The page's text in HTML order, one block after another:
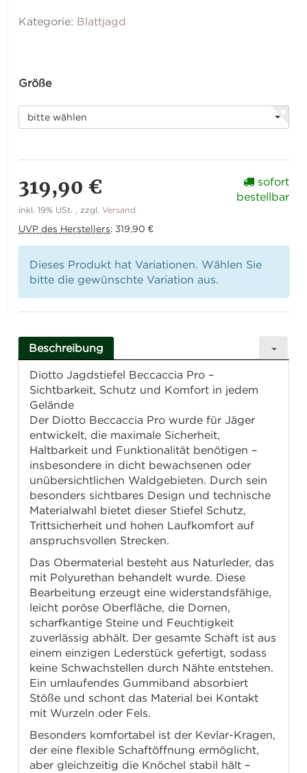
Kategorie: Blattjagd
Größe
bitte wählen
319,90 €
inkl. 19% USt. , zzgl.Versand
UVP des Herstellers: 319,90 €
sofort
bestellbar
Dieses Produkt hat Variationen. Wählen Sie
bitte die gewünschte Variation aus.
Beschreibung
Diotto Jagdstiefel Beccaccia Pro –
Sichtbarkeit, Schutz und Komfort in jedem
Gelände
Der Diotto Beccaccia Pro wurde für Jäger
entwickelt, die maximale Sicherheit,
Haltbarkeit und Funktionalität benötigen –
insbesondere in dicht bewachsenen oder
unübersichtlichen Waldgebieten. Durch sein
besonders sichtbares Design und technische
Materialwahl bietet dieser Stiefel Schutz,
Trittsicherheit und hohen Laufkomfort auf
anspruchsvollen Strecken.
Das Obermaterial besteht aus Naturleder, das
mit Polyurethan behandelt wurde. Diese
Bearbeitung erzeugt eine widerstandsfähige,
leicht poröse Oberfläche, die Dornen,
scharfkantige Steine und Feuchtigkeit
zuverlässig abhält. Der gesamte Schaft ist aus
einem einzigen Lederstück gefertigt, sodass
keine Schwachstellen durch Nähte entstehen.
Ein umlaufendes Gummiband absorbiert
Stöße und schont das Material bei Kontakt
mit Wurzeln oder Fels.
Besonders komfortabel ist der Kevlar-Kragen,
der eine flexible Schaftöffnung ermöglicht,
aber gleichzeitig die Knöchel stabil hält –